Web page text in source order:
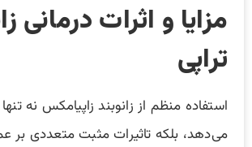
مزایا و اثرات درمانی
تراپی
استفاده منظم از زانوبند زاپیامکس نه
می‌دهد، بلکه تاثیرات مثبت متعددی بر